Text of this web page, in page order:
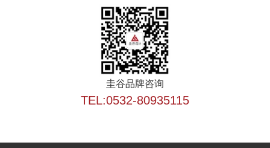
圭谷品牌咨询
TEL:0532-80935115